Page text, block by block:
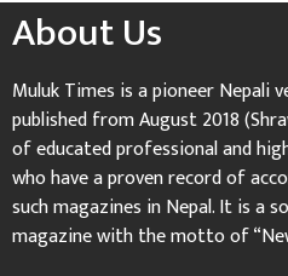
About Us
Muluk Times is a pioneer Nepali
published from August 2018
of educated professional and
who have a proven record of
such magazines in Nepal. It is a
magazine with the motto of